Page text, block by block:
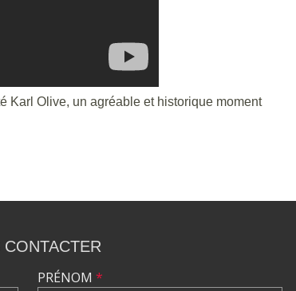
Karl Olive, un agréable et historique moment
CONTACTER
PRÉNOM *